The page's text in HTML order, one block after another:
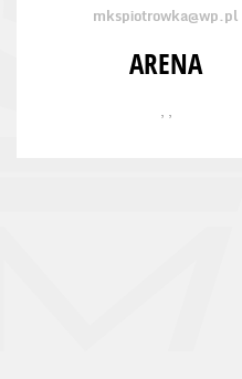
mkspiotrowka@wp.pl
ARENA
, ,